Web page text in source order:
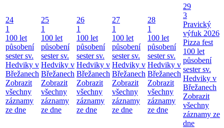
24
1
100 let
působení
sester sv.
Hedviky v
Břežanech
Zobrazit
všechny
záznamy
ze dne
25
1
100 let
působení
sester sv.
Hedviky v
Břežanech
Zobrazit
všechny
záznamy
ze dne
26
1
100 let
působení
sester sv.
Hedviky v
Břežanech
Zobrazit
všechny
záznamy
ze dne
27
1
100 let
působení
sester sv.
Hedviky v
Břežanech
Zobrazit
všechny
záznamy
ze dne
28
1
100 let
působení
sester sv.
Hedviky v
Břežanech
Zobrazit
všechny
záznamy
ze dne
29
3
Pravický
výfuk 2026
Pizza fest
100 let
působení
sester sv.
Hedviky v
Břežanech
Zobrazit
všechny
záznamy ze
dne